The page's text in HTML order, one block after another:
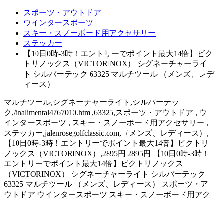
スポーツ・アウトドア
ウインタースポーツ
スキー・スノーボード用アクセサリー
ステッカー
【10日0時-3時！エントリーでポイント最大14倍】ビク
トリノックス（VICTORINOX） シグネーチャーライ
ト シルバーテック 63325 マルチツール （メンズ、レデ
ィース）
マルチツール,シグネーチャーライト,シルバーテッ
ク,/inalimental4767010.html,63325,スポーツ・アウトドア , ウ
インタースポーツ , スキー・スノーボード用アクセサリー ,
ステッカー,jalenrosegolfclassic.com,（メンズ、レディース）,
【10日0時-3時！エントリーでポイント最大14倍】ビクトリ
ノックス（VICTORINOX）,2895円 2895円 【10日0時-3時！
エントリーでポイント最大14倍】ビクトリノックス
（VICTORINOX） シグネーチャーライト シルバーテック
63325 マルチツール （メンズ、レディース） スポーツ・ア
ウトドア ウインタースポーツ スキー・スノーボード用アク